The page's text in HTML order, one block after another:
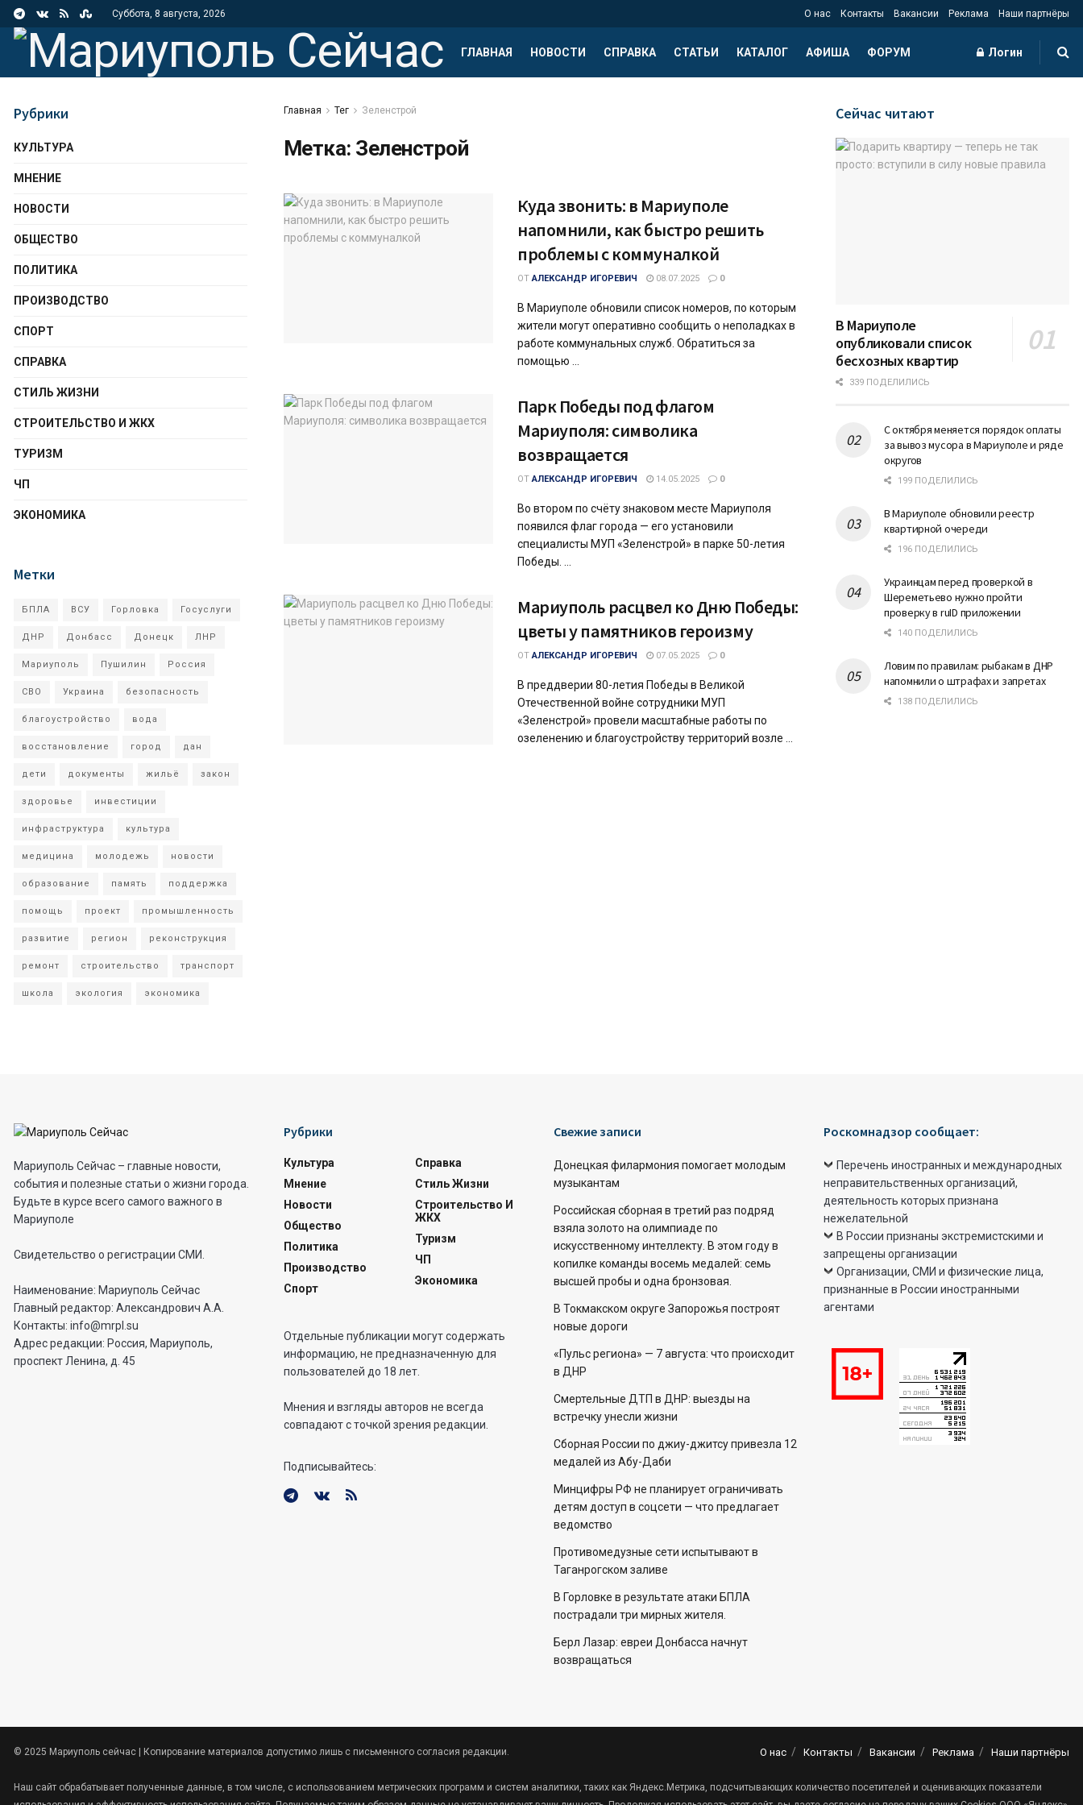
Суббота, 8 августа, 2026 О нас Контакты Вакансии Реклама Наши партнёры
ГЛАВНАЯ НОВОСТИ СПРАВКА СТАТЬИ КАТАЛОГ АФИША ФОРУМ Логин
Главная Тег Зеленстрой
Метка: Зеленстрой
Куда звонить: в Мариуполе
напомнили, как быстро решить
проблемы с коммуналкой
ОТ АЛЕКСАНДР ИГОРЕВИЧ 08.07.2025 0
В Мариуполе обновили список номеров, по которым
жители могут оперативно сообщить о неполадках в
работе коммунальных служб. Обратиться за
помощью ...
Парк Победы под флагом
Мариуполя: символика
возвращается
ОТ АЛЕКСАНДР ИГОРЕВИЧ 14.05.2025 0
Во втором по счёту знаковом месте Мариуполя
появился флаг города — его установили
специалисты МУП «Зеленстрой» в парке 50-летия
Победы. ...
Мариуполь расцвел ко Дню Победы:
цветы у памятников героизму
ОТ АЛЕКСАНДР ИГОРЕВИЧ 07.05.2025 0
В преддверии 80-летия Победы в Великой
Отечественной войне сотрудники МУП
«Зеленстрой» провели масштабные работы по
озеленению и благоустройству территорий возле ...
Рубрики
КУЛЬТУРА
МНЕНИЕ
НОВОСТИ
ОБЩЕСТВО
ПОЛИТИКА
ПРОИЗВОДСТВО
СПОРТ
СПРАВКА
СТИЛЬ ЖИЗНИ
СТРОИТЕЛЬСТВО И ЖКХ
ТУРИЗМ
ЧП
ЭКОНОМИКА
Метки
БПЛА ВСУ Горловка Госуслуги
ДНР Донбасс Донецк ЛНР
Мариуполь Пушилин Россия
СВО Украина безопасность
благоустройство вода
восстановление город дан
дети документы жильё закон
здоровье инвестиции
инфраструктура культура
медицина молодежь новости
образование память поддержка
помощь проект промышленность
развитие регион реконструкция
ремонт строительство транспорт
школа экология экономика
Сейчас читают
В Мариуполе
опубликовали список
бесхозных квартир
339 ПОДЕЛИЛИСЬ
С октября меняется порядок оплаты
за вывоз мусора в Мариуполе и ряде
округов
199 ПОДЕЛИЛИСЬ
В Мариуполе обновили реестр
квартирной очереди
196 ПОДЕЛИЛИСЬ
Украинцам перед проверкой в
Шереметьево нужно пройти
проверку в ruID приложении
140 ПОДЕЛИЛИСЬ
Ловим по правилам: рыбакам в ДНР
напомнили о штрафах и запретах
138 ПОДЕЛИЛИСЬ
Мариуполь Сейчас – главные новости,
события и полезные статьи о жизни города.
Будьте в курсе всего самого важного в
Мариуполе
Свидетельство о регистрации СМИ.
Наименование: Мариуполь Сейчас
Главный редактор: Александрович А.А.
Контакты: info@mrpl.su
Адрес редакции: Россия, Мариуполь,
проспект Ленина, д. 45
Рубрики
Культура
Мнение
Новости
Общество
Политика
Производство
Спорт
Справка
Стиль Жизни
Строительство И
ЖКХ
Туризм
ЧП
Экономика
Отдельные публикации могут содержать
информацию, не предназначенную для
пользователей до 18 лет.
Мнения и взгляды авторов не всегда
совпадают с точкой зрения редакции.
Подписывайтесь:
Свежие записи
Донецкая филармония помогает молодым
музыкантам
Российская сборная в третий раз подряд
взяла золото на олимпиаде по
искусственному интеллекту. В этом году в
копилке команды восемь медалей: семь
высшей пробы и одна бронзовая.
В Токмакском округе Запорожья построят
новые дороги
«Пульс региона» — 7 августа: что происходит
в ДНР
Смертельные ДТП в ДНР: выезды на
встречку унесли жизни
Сборная России по джиу-джитсу привезла 12
медалей из Абу-Даби
Минцифры РФ не планирует ограничивать
детям доступ в соцсети — что предлагает
ведомство
Противомедузные сети испытывают в
Таганрогском заливе
В Горловке в результате атаки БПЛА
пострадали три мирных жителя.
Берл Лазар: евреи Донбасса начнут
возвращаться
Роскомнадзор сообщает:
Перечень иностранных и международных
неправительственных организаций,
деятельность которых признана
нежелательной
В России признаны экстремистскими и
запрещены организации
Организации, СМИ и физические лица,
признанные в России иностранными
агентами
О нас Контакты Вакансии Реклама Наши партнёры
© 2025 Мариуполь сейчас | Копирование материалов допустимо лишь с письменного согласия редакции.
Наш сайт обрабатывает полученные данные, в том числе, с использованием метрических программ и систем аналитики, таких как Яндекс.Метрика, подсчитывающих количество посетителей и оценивающих показатели